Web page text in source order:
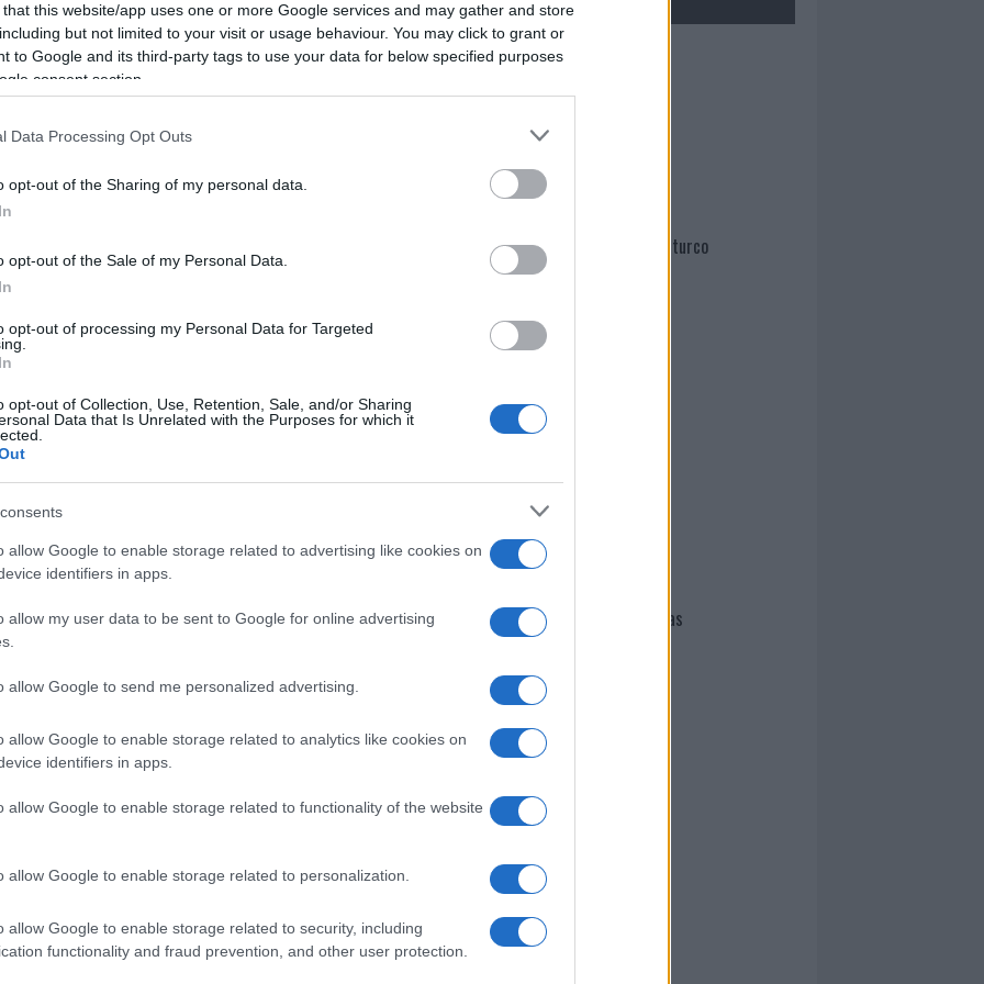
that this website/app uses one or more Google services and may gather and store
but not limited to your visit or usage behaviour. You may click to grant or
to Google and its third-party tags to use your data for below specified purposes
consent section.
Data Processing Opt Outs
opt-out of the Sharing of my personal data.
opt-out of the Sale of my Personal Data.
opt-out of processing my Personal Data for Targeted
opt-out of Collection, Use, Retention, Sale, and/or Sharing
Data that Is Unrelated with the Purposes for which it
allow Google to enable storage related to advertising like cookies on
identifiers in apps.
allow my user data to be sent to Google for online advertising
allow Google to send me personalized advertising.
allow Google to enable storage related to analytics like cookies on
identifiers in apps.
allow Google to enable storage related to functionality of the website
allow Google to enable storage related to personalization.
allow Google to enable storage related to security, including
functionality and fraud prevention, and other user protection.
ciotola, aggiungete l’uovo, lo strutto o il
gli ingredienti. Poi aggiungete
25 ml.
riposare per almeno 15 minuti.
infarinato, tagliate le vostre meraviglias
o più larghe. Friggete in olio caldo, una
carta assorbente. Cospargete di zucchero e
di GalluraOggi.it
i tuoi video e le tue foto
+39 345 356 7512
news daGoogle News
Mario Malu
Martina Agostina Diturco
I nostri cari
I nostri cari
I nostri cari
Giovannimaria Cabras